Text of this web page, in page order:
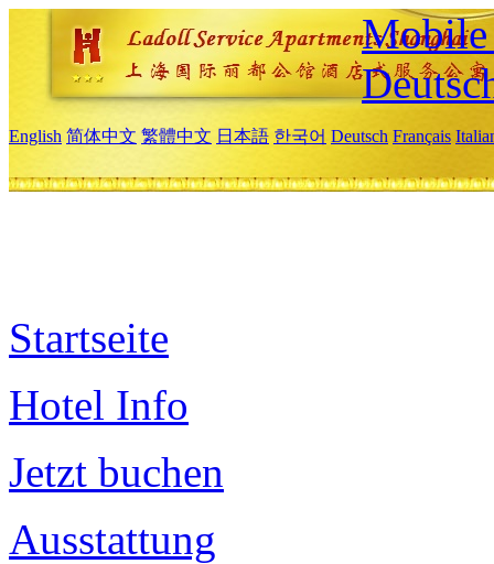
Mobile
English 简体中文 繁體中文 日本語 한국어 Deutsch Français
Startseite
Hotel Info
Jetzt buchen
Ausstattung